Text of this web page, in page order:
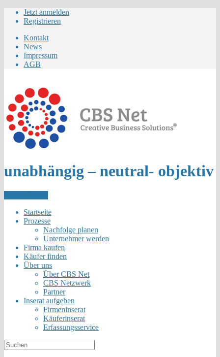
Jetzt anmelden
Registrieren
Kontakt
News
Impressum
AGB
unabhängig – neutral- objektiv
Startseite
Prozesse
Nachfolge planen
Unternehmer werden
Firma kaufen
Käufer finden
Über uns
Über CBS Net
CBS Netzwerk
Partner
Inserat aufgeben
Firmeninserat
Käuferinserat
Erfassungsservice